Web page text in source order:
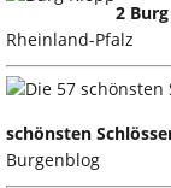
2
Rheinland-Pfalz
schönsten
Burgenblog